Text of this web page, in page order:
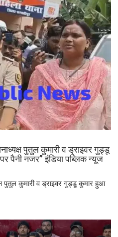
पुतुल कुमारी व ड्राइवर गुड्डू
पैनी नजर” इंडिया पब्लिक न्यूज
पुतुल कुमारी व ड्राइवर गुड्डू कुमार हुआ